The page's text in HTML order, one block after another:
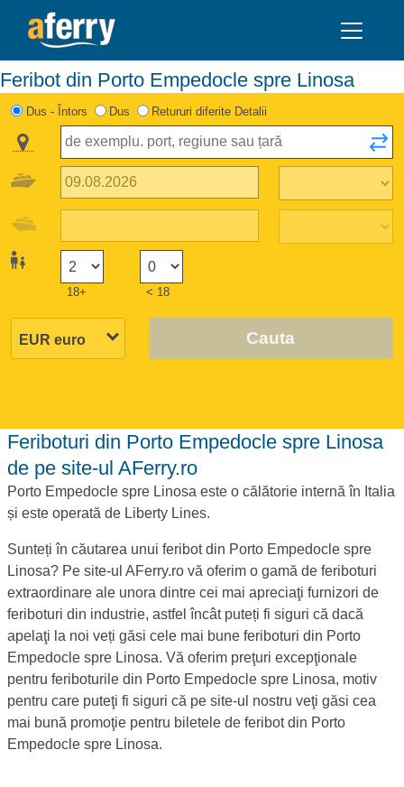
Feribot din Porto Empedocle spre Linosa
Dus - Întors Dus Retururi diferite Detalii
18+ < 18
Cauta
Feriboturi din Porto Empedocle spre Linosa
de pe site-ul AFerry.ro
Porto Empedocle spre Linosa este o călătorie internă în Italia
și este operată de Liberty Lines.
Sunteți în căutarea unui feribot din Porto Empedocle spre
Linosa? Pe site-ul AFerry.ro vă oferim o gamă de feriboturi
extraordinare ale unora dintre cei mai apreciaţi furnizori de
feriboturi din industrie, astfel încât puteți fi siguri că dacă
apelaţi la noi veți găsi cele mai bune feriboturi din Porto
Empedocle spre Linosa. Vă oferim preţuri excepţionale
pentru feriboturile din Porto Empedocle spre Linosa, motiv
pentru care puteţi fi siguri că pe site-ul nostru veţi găsi cea
mai bună promoţie pentru biletele de feribot din Porto
Empedocle spre Linosa.